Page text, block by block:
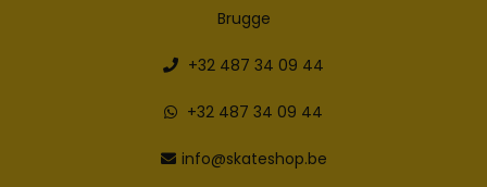
Brugge
+32 487 34 09 44
+32 487 34 09 44
info@skateshop.be